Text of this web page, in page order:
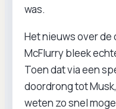
was.
Het nieuws over de
McFlurry bleek
Toen dat via een
doordrong tot
weten zo snel